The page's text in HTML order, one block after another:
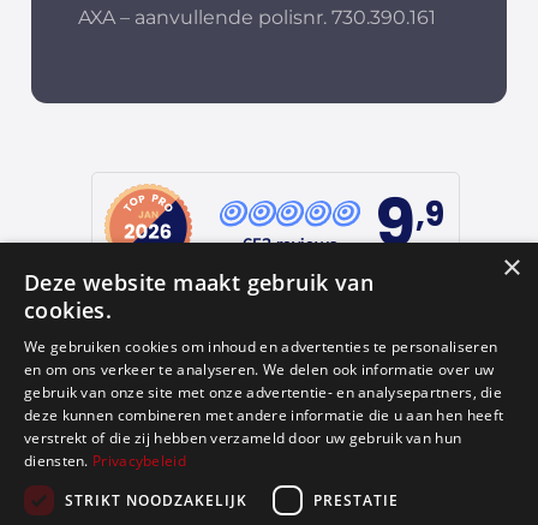
AXA – aanvullende polisnr. 730.390.161
652 reviews 9,9
provided by
Google Reviews
4.9
×
Deze website maakt gebruik van
cookies.
We gebruiken cookies om inhoud en advertenties te personaliseren
en om ons verkeer te analyseren. We delen ook informatie over uw
gebruik van onze site met onze advertentie- en analysepartners, die
deze kunnen combineren met andere informatie die u aan hen heeft
verstrekt of die zij hebben verzameld door uw gebruik van hun
diensten. Privacybeleid
STRIKT NOODZAKELIJK
PRESTATIE